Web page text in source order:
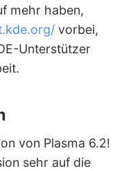
mehr haben,
vorbei,
Unterstützer
von Plasma 6.2!
sehr auf die